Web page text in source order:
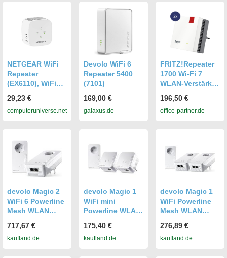
NETGEAR WiFi
Repeater
(EX6110), WiFi
AC1200,
Leistungsstarker
Reichweite von
bis zu 120m²,
WiFi Extender
zur Beseitigung
Toter Zonen
EX6110-100PES
29,23 €
computeruniverse.net
Devolo WiFi 6
Repeater 5400
(7101)
169,00 €
galaxus.de
FRITZ!Repeater
1700 Wi-Fi 7
WLAN-Verstärker
20003134
196,50 €
office-partner.de
devolo Magic 2
WiFi 6 Powerline
Mesh WLAN
Adapter
717,67 €
kaufland.de
devolo Magic 1
WiFi mini
Powerline WLAN
Adapter
175,40 €
kaufland.de
devolo Magic 1
WiFi Powerline
Mesh WLAN
Adapter
276,89 €
kaufland.de